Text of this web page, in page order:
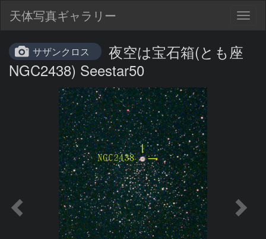
天体写真ギャラリー
サザンクロス
夜空は宝石箱(とも座
NGC2438) Seestar50